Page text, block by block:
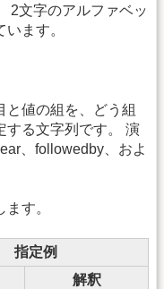
2文字のアルファベッ
ます。
と値の組を、どう組
する文字列です。 演
、followedby、およ
す。
指定例
解釈